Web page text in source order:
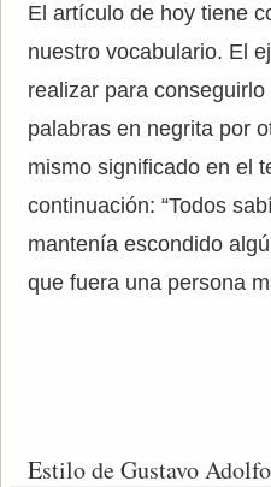
El artículo de hoy tiene
nuestro vocabulario. El
realizar para
palabras en negrita por
mismo significado en el
continuación: “Todos
mantenía escondido
que fuera una persona
Estilo de Gustavo